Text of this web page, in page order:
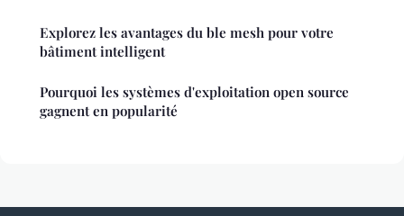
Explorez les avantages du ble mesh pour votre
bâtiment intelligent
Pourquoi les systèmes d'exploitation open source
gagnent en popularité